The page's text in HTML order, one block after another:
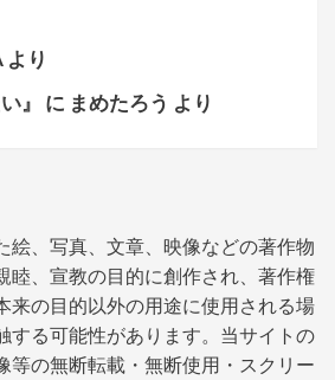
より
』
に まめたろう より
絵、写真、文章、映像などの著作物
睦、宣教の目的に創作され、著作権
来の目的以外の用途に使用される場
する可能性があります。当サイトの
等の無断転載・無断使用・スクリー